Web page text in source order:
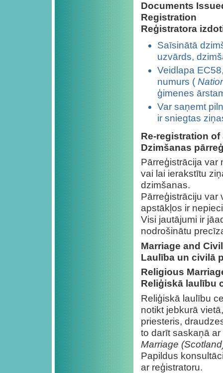
Documents
Registration
Reģistratora
Saīsinātā
uzvārds,
Veidlapa
numurs (
ģimenes
Var saņemt
ir sniegtas
Re-registration of
Dzimšanas
Pārreģistrācija var
vai lai ierakstītu
dzimšanas.
Pārreģistrāciju var
apstākļos ir
Visi jautājumi ir
nodrošinātu
Marriage and
Laulība un civilā
Religious
Reliģiskā laulību
Reliģiskā laulību
notikt jebkurā
priesteris,
to darīt saskaņā
Marriage
Papildus
ar reģistratoru.